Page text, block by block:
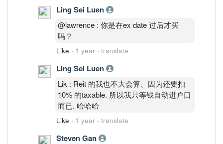
Ling Sei Luen
@lawrence : 你是在ex date 过后才买
吗？
Like · 1 year · translate
Ling Sei Luen
Lik : Reit 的我也不大会算、因为还要扣
10% 的taxable. 所以我只等钱自动进户口
而已. 哈哈哈
Like · 1 year · translate
Steven Gan